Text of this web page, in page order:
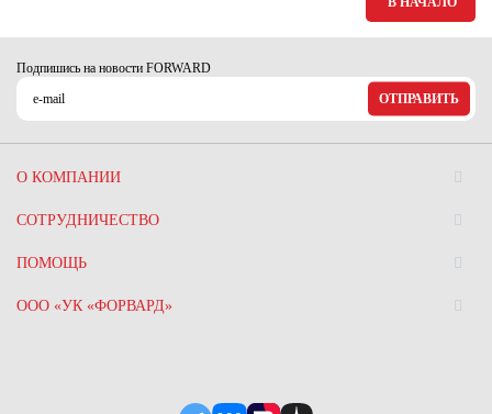
Подпишись на новости FORWARD
ОТПРАВИТЬ
О КОМПАНИИ
СОТРУДНИЧЕСТВО
ПОМОЩЬ
ООО «УК «ФОРВАРД»